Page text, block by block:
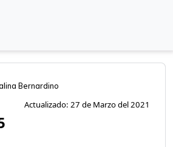
Bernardino
Actualizado: 27 de Marzo del 2021